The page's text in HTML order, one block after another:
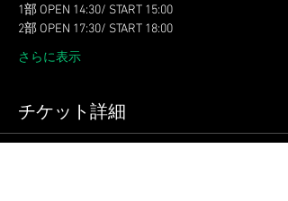
1部 OPEN 14:30/ START 15:00
2部 OPEN 17:30/ START 18:00
さらに表示
チケット詳細